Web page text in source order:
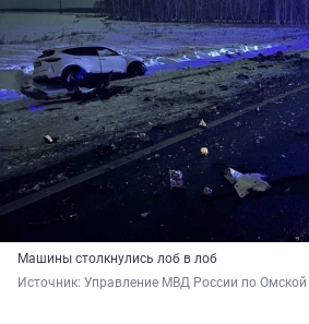
Машины столкнулись лоб в лоб
Источник: Управление МВД России по Омской